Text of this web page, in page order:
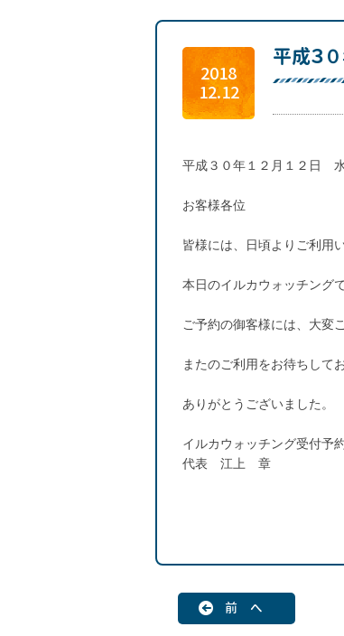
2018
12.12
平成３
平成３０年１２月１２日
お客様各位
皆様には、日頃よりご利用
本日のイルカウォッチング
ご予約の御客様には、大変
またのご利用をお待ちして
ありがとうございました。
イルカウォッチング受付予
代表 江上 章
前 へ